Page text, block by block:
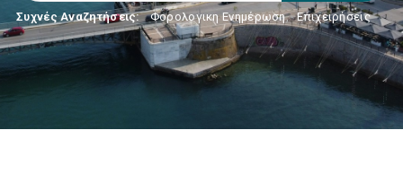
Συχνές Αναζητήσεις: Φορολογικη Ενημέρωση, Επιχειρήσεις